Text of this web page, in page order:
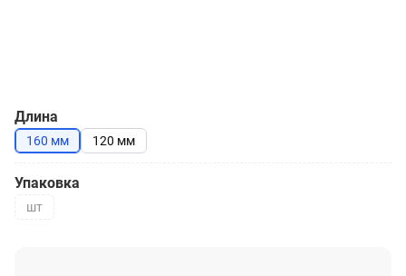
Длина
160 мм 120 мм
Упаковка
шт